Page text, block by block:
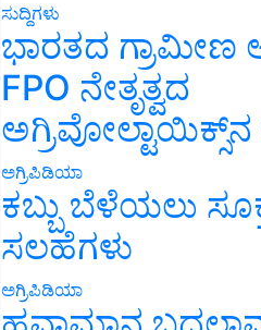
ಸುದ್ದಿಗಳು
ಭಾರತದ ಗ್ರಾಮೀಣ
FPO ನೇತೃತ್ವದ
ಅಗ್ರಿಪಿಡಿಯಾ
ಕಬ್ಬು ಬೆಳೆಯಲು
ಸಲಹೆಗಳು
ಅಗ್ರಿಪಿಡಿಯಾ